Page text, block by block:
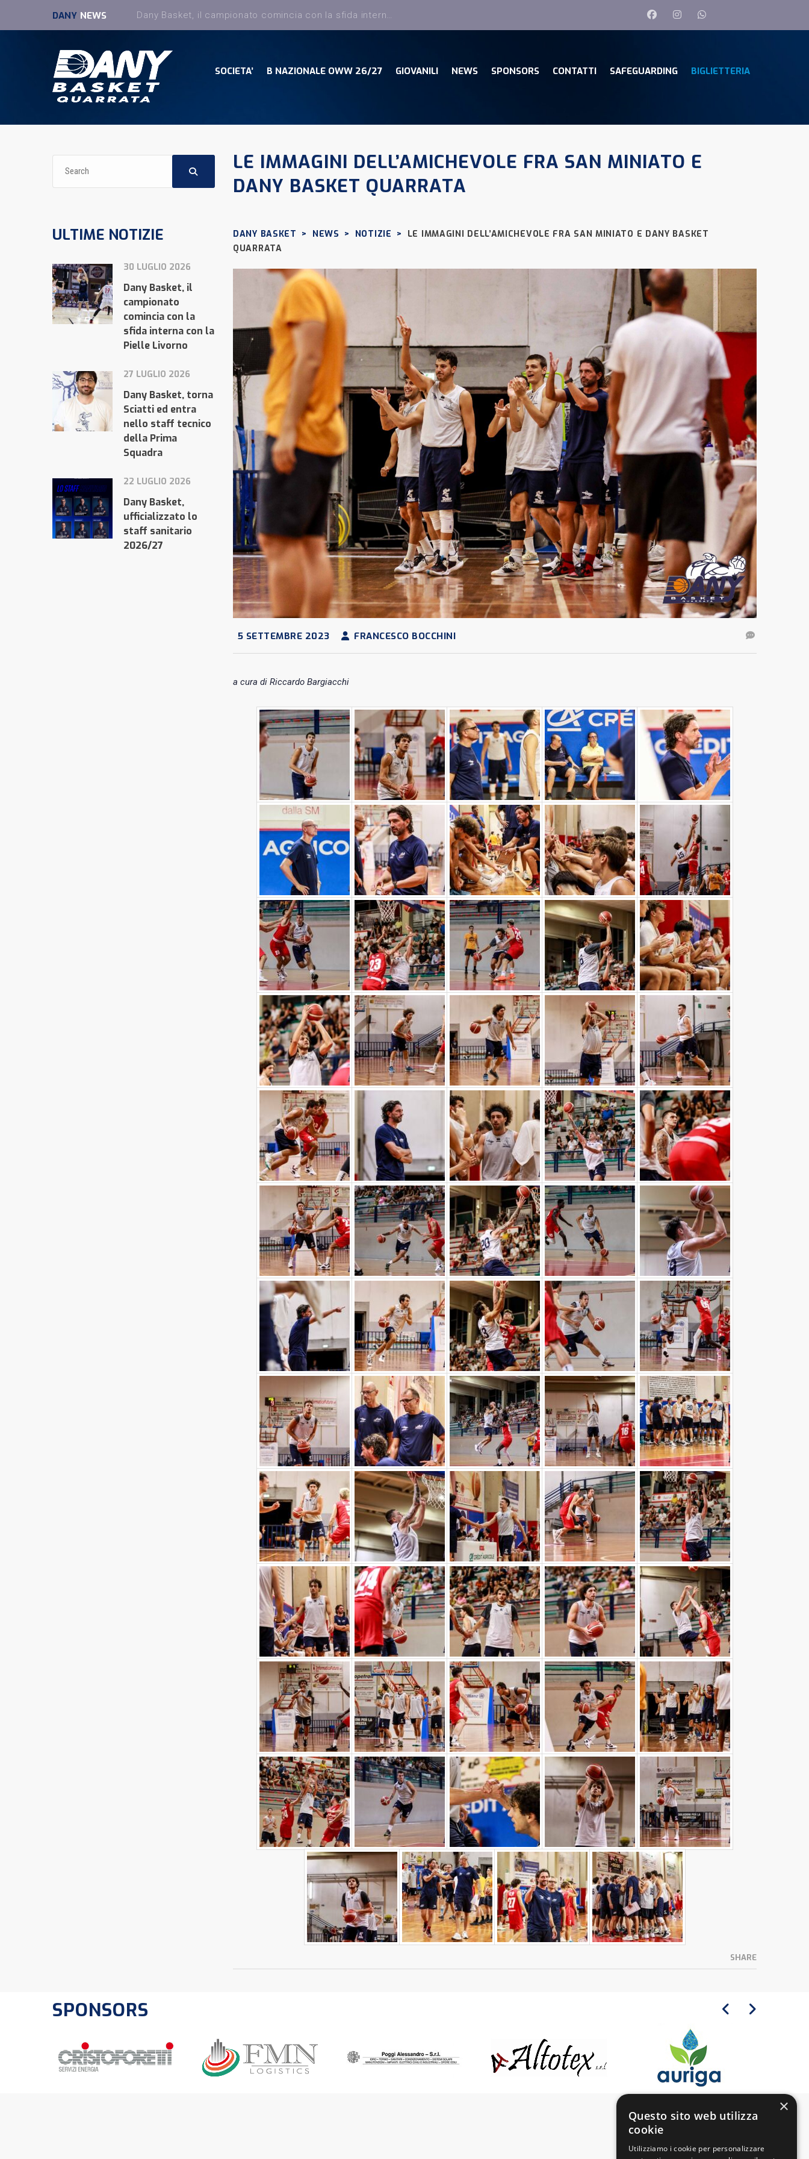
DANY NEWS Dany Basket, torna Sciatti ed entra nello staff tecnico della Prima Squadra
SOCIETA’ B NAZIONALE OWW 26/27 GIOVANILI NEWS SPONSORS CONTATTI SAFEGUARDING BIGLIETTERIA
LE IMMAGINI DELL’AMICHEVOLE FRA SAN MINIATO E
DANY BASKET QUARRATA
DANY BASKET > NEWS > NOTIZIE >
LE IMMAGINI DELL’AMICHEVOLE FRA SAN MINIATO E DANY BASKET
QUARRATA
5 SETTEMBRE 2023 FRANCESCO BOCCHINI
a cura di Riccardo Bargiacchi
SHARE
ULTIME NOTIZIE
30 LUGLIO 2026
Dany Basket, il
campionato
comincia con la
sfida interna con la
Pielle Livorno
27 LUGLIO 2026
Dany Basket, torna
Sciatti ed entra
nello staff tecnico
della Prima
Squadra
22 LUGLIO 2026
Dany Basket,
ufficializzato lo
staff sanitario
2026/27
SPONSORS
×
Questo sito web utilizza
cookie
Utilizziamo i cookie per personalizzare